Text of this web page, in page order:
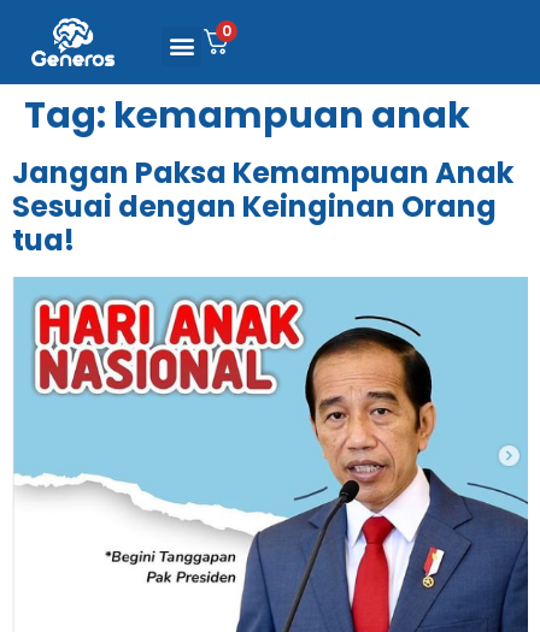
0
Tag: kemampuan anak
Jangan Paksa Kemampuan Anak
Sesuai dengan Keinginan Orang
tua!